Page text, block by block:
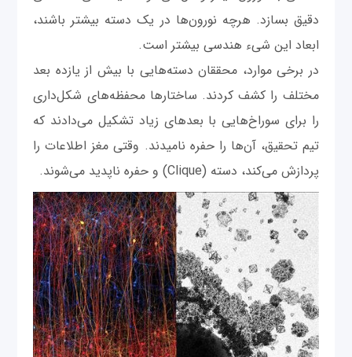
دقیق بسازد. هرچه نورون‌ها در یک دسته بیشتر باشند،
ابعاد این شیء هندسی بیشتر است.
در برخی موارد، محققان دسته‌هایی با بیش از یازده بعد
مختلف را کشف کردند. ساختارها محفظه‌های شکل‌داری
را برای سوراخ‌هایی با بعدهای زیاد تشکیل ‌می‌دادند که
تیم تحقیق، آن‌ها را حفره‌ نامیدند. وقتی مغز اطلاعات را
پردازش می‌کند، دسته (Clique) و حفره ناپدید می‌شوند.